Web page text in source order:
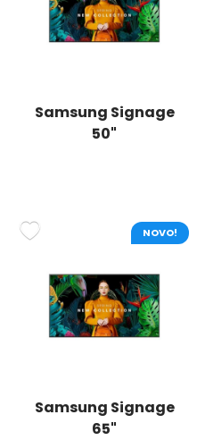
Samsung Signage
50"
NOVO!
Samsung Signage
65"